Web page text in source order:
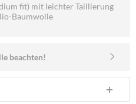
fit) mit leichter Taillierung
Baumwolle
beachten!